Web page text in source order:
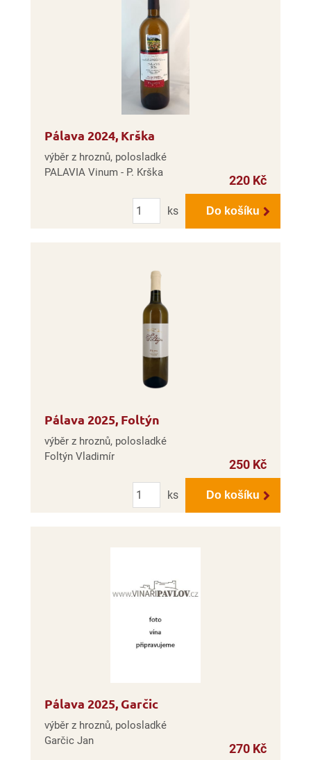
Pálava 2024, Krška
výběr z hroznů, polosladké
PALAVIA Vinum - P. Krška
220 Kč
Počet
ks
Do košíku
Pálava 2025, Foltýn
výběr z hroznů, polosladké
Foltýn Vladimír
250 Kč
Počet
ks
Do košíku
Pálava 2025, Garčic
výběr z hroznů, polosladké
Garčic Jan
270 Kč